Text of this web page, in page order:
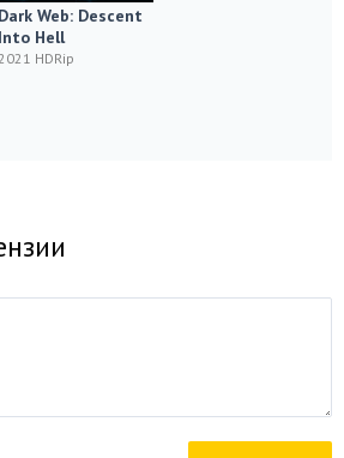
Dark Web: Descent
Into Hell
HDRip